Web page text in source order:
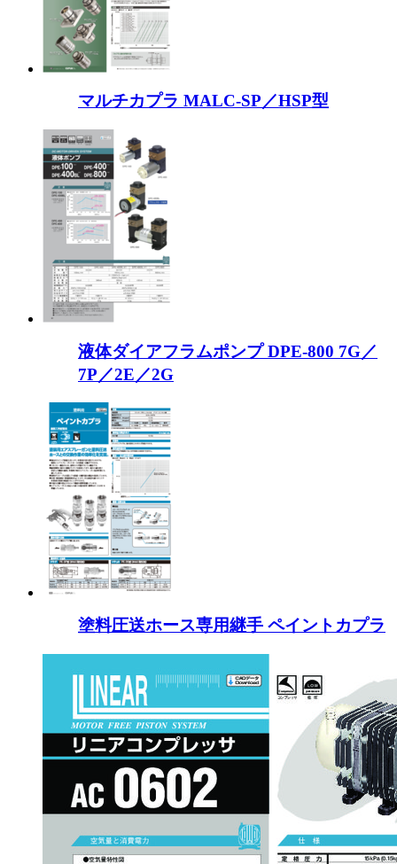
マルチカプラ MALC-SP／HSP型
液体ダイアフラムポンプ DPE-800 7G／
7P／2E／2G
塗料圧送ホース専用継手 ペイントカプラ